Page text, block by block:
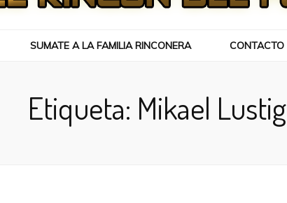
SUMATE A LA FAMILIA RINCONERA CONTACTO
Etiqueta: Mikael Lustig